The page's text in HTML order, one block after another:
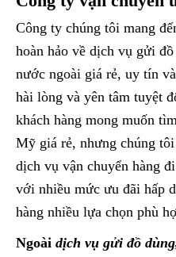
Công ty chúng tôi mang
hoàn hảo về dịch vụ gửi
nước ngoài giá rẻ, uy tín
hài lòng và yên tâm tuyệt
khách hàng mong muốn
Mỹ giá rẻ, nhưng chúng
dịch vụ vận chuyển hàng
với nhiều mức ưu đãi hấp
hàng nhiều lựa chọn phù
Ngoài dịch vụ gửi đồ